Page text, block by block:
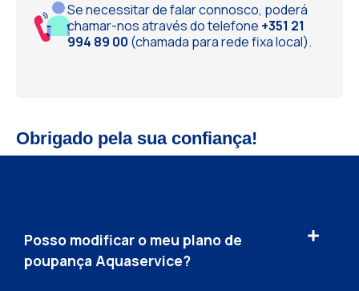
Se necessitar de falar connosco, poderá
chamar-nos através do telefone +351 21
994 89 00 (chamada para rede fixa local).
Obrigado pela sua confiança!
Posso modificar o meu plano de
poupança Aquaservice?